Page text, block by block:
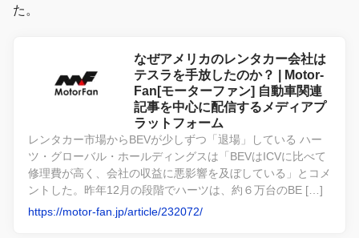
た。
なぜアメリカのレンタカー会社は
テスラを手放したのか？ | Motor-
Fan[モーターファン] 自動車関連
記事を中心に配信するメディアプ
ラットフォーム
レンタカー市場からBEVが少しずつ「退場」している ハー
ツ・グローバル・ホールディングスは「BEVはICVに比べて
修理費が高く、会社の収益に悪影響を及ぼしている」とコメ
ントした。昨年12月の段階でハーツは、約６万台のBE […]
https://motor-fan.jp/article/232072/